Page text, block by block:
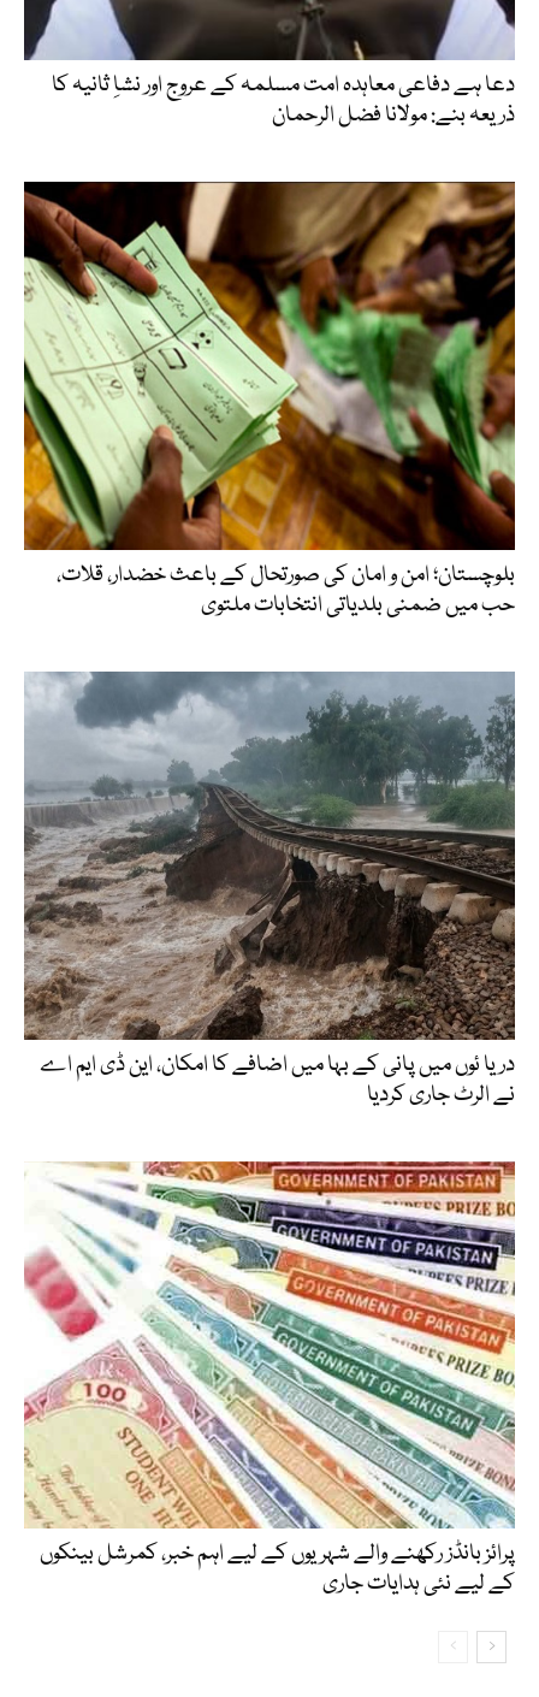
دعا ہے دفاعی معاہدہ امت مسلمہ کے عروج اور نشاِ ثانیہ کا
ذریعہ بنے: مولانا فضل الرحمان
بلوچستان؛ امن و امان کی صورتحال کے باعث خضدار، قلات،
حب میں ضمنی بلدیاتی انتخابات ملتوی
دریا ئوں میں پانی کے بہا میں اضافے کا امکان، این ڈی ایم اے
نے الرٹ جاری کردیا
پرائز بانڈز رکھنے والے شہریوں کے لیے اہم خبر، کمرشل بینکوں
کے لیے نئی ہدایات جاری